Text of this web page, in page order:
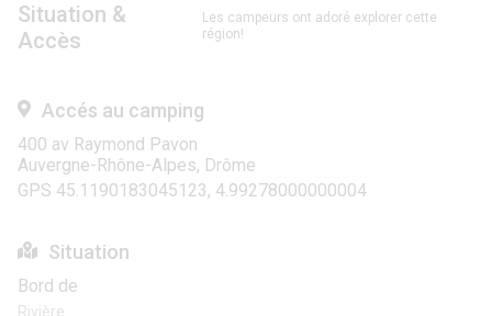
Situation &
Accès
Les campeurs ont adoré explorer cette
région!
Accés au camping
400 av Raymond Pavon
Auvergne-Rhône-Alpes, Drôme
GPS 45.1190183045123, 4.99278000000004
Situation
Bord de
Rivière